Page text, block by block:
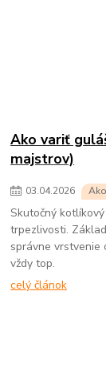
Ako variť
majstrov)
03.04.2026
Skutočný
trpezlivosti.
správne vrstvenie
vždy top.
celý článok